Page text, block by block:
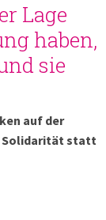
Lage
haben,
sie
auf der
Solidarität statt